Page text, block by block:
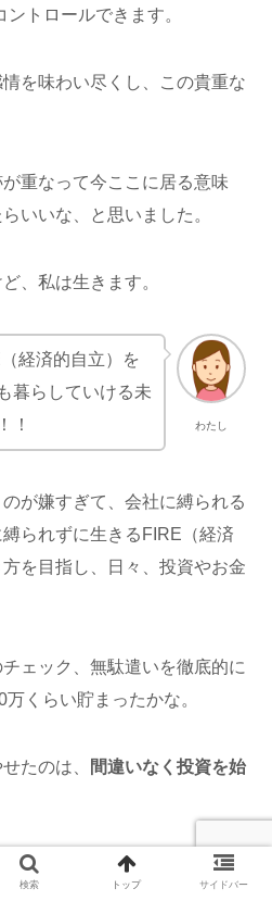
トロールできます。
を味わい尽くし、この貴重な
重なって今ここに居る意味
いいな、と思いました。
、私は生きます。
わたし
経済的自立）を
暮らしていける未
！
が嫌すぎて、会社に縛られる
られずに生きるFIRE（経済
を目指し、日々、投資やお金
ェック、無駄遣いを徹底的に
くらい貯まったかな。
たのは、
間違いなく投資を始
っても、なにからはじめたら
検索 トップ サイドバー